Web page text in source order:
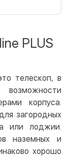
Бесплатно
PLUS
телескоп, в
корпуса.
загородных
или лоджии.
наземных и
хорошо